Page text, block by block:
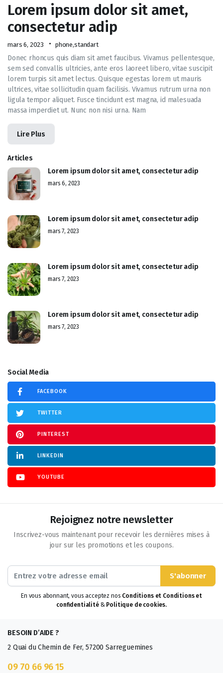
Lorem ipsum dolor sit amet,
consectetur adip
mars 6, 2023 phone,standart
Donec rhoncus quis diam sit amet faucibus. Vivamus pellentesque,
sem sed convallis ultricies, ante eros laoreet libero, vitae suscipit
lorem turpis sit amet lectus. Quisque egestas lorem ut mauris
ultrices, vitae sollicitudin quam facilisis. Vivamus rutrum urna non
ligula tempor aliquet. Fusce tincidunt est magna, id malesuada
massa imperdiet ut. Nunc non nisi urna. Nam
Lire Plus
Articles
Lorem ipsum dolor sit amet, consectetur adip
mars 6, 2023
Lorem ipsum dolor sit amet, consectetur adip
mars 7, 2023
Lorem ipsum dolor sit amet, consectetur adip
mars 7, 2023
Lorem ipsum dolor sit amet, consectetur adip
mars 7, 2023
Social Media
FACEBOOK
TWITTER
PINTEREST
LINKEDIN
YOUTUBE
Rejoignez notre newsletter
Inscrivez-vous maintenant pour recevoir les dernières mises à
jour sur les promotions et les coupons.
S'abonner
En vous abonnant, vous acceptez nos Conditions et Conditions et
confidentialité & Politique de cookies.
BESOIN D’AIDE ?
2 Quai du Chemin de Fer, 57200 Sarreguemines
09 70 66 96 15